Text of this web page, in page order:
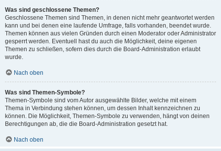
Was sind geschlossene Themen?
Geschlossene Themen sind Themen, in denen nicht mehr geantwortet werden
kann und bei denen eine laufende Umfrage, falls vorhanden, beendet wurde.
Themen können aus vielen Gründen durch einen Moderator oder Administrator
gesperrt werden. Eventuell hast du auch die Möglichkeit, deine eigenen
Themen zu schließen, sofern dies durch die Board-Administration erlaubt
wurde.
Nach oben
Was sind Themen-Symbole?
Themen-Symbole sind vom Autor ausgewählte Bilder, welche mit einem
Thema in Verbindung stehen können, um dessen Inhalt kennzeichnen zu
können. Die Möglichkeit, Themen-Symbole zu verwenden, hängt von deinen
Berechtigungen ab, die die Board-Administration gesetzt hat.
Nach oben